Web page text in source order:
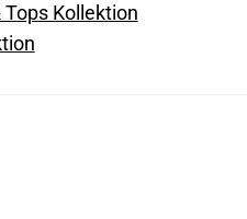
Tops Kollektion